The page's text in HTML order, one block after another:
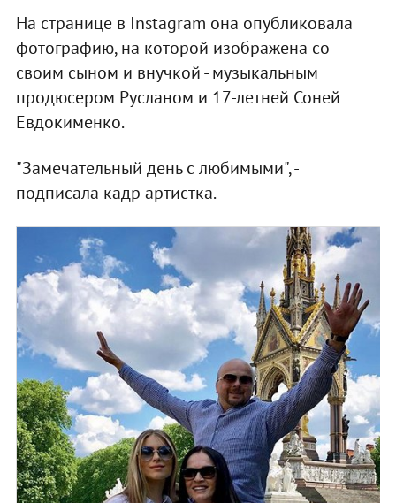
На странице в Instagram она опубликовала
фотографию, на которой изображена со
своим сыном и внучкой - музыкальным
продюсером Русланом и 17-летней Соней
Евдокименко.
"Замечательный день с любимыми", -
подписала кадр артистка.